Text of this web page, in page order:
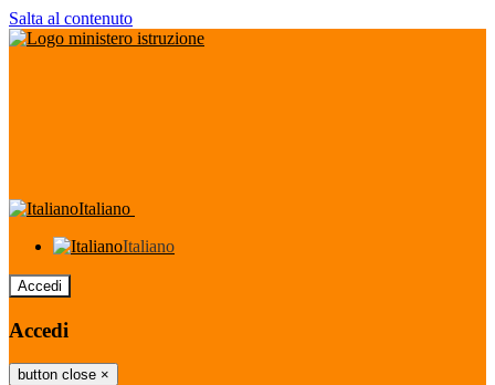
Salta al contenuto
Italiano
Italiano
Accedi
Accedi
button close ×